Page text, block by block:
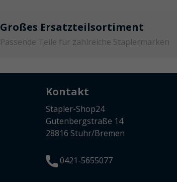
Großes Ersatzteilsortiment
Passende Teile für zahlreiche Staplermarken
Kontakt
Stapler-Shop24
Gutenbergstraße 14
28816 Stuhr/Bremen
0421-5655077